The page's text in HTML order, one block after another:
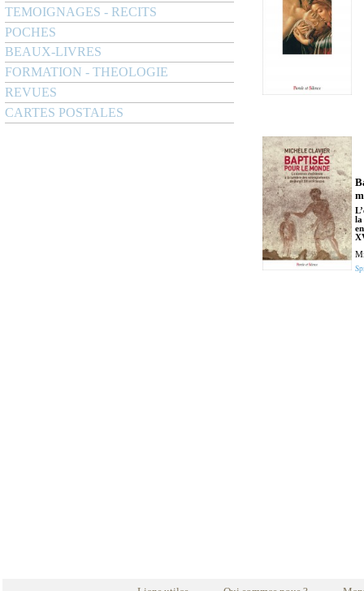
TEMOIGNAGES - RECITS
POCHES
BEAUX-LIVRES
FORMATION - THEOLOGIE
REVUES
CARTES POSTALES
la